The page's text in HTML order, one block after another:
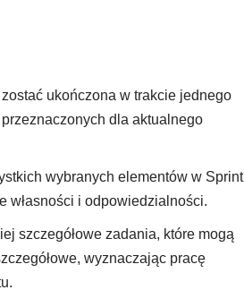
ukończona w trakcie jednego
dla aktualnego
wybranych elementów w Sprint
własności i odpowiedzialności.
szczegółowe zadania, które mogą
wyznaczając pracę